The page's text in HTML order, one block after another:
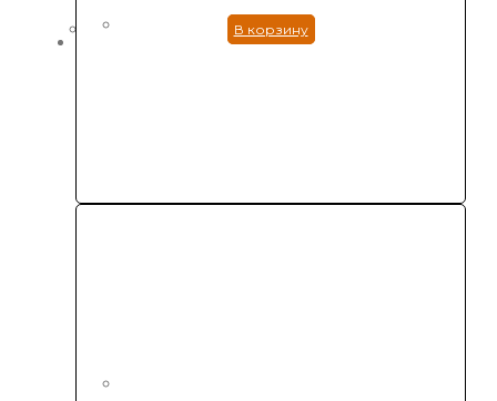
В корзину